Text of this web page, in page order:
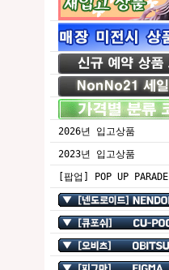
2026년 입고상품
2023년 입고상품
[팝업] POP UP PARADE